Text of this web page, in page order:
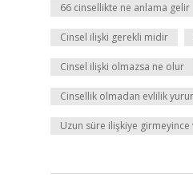
66 cinsellikte ne anlama gelir
Cinsel ilişki gerekli midir
Cinsel ilişki olmazsa ne olur
Cinsellik olmadan evlilik
Uzun süre ilişkiye